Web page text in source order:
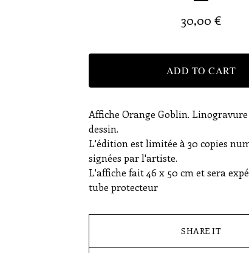
30,00 €
ADD TO CART
Affiche Orange Goblin.
dessin.
L'édition est limitée à 30 copies
signées par l'artiste.
L'affiche fait 46 x 50 cm et sera
tube protecteur
SHARE IT